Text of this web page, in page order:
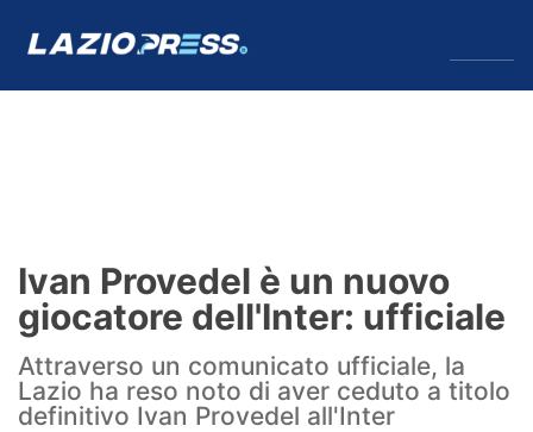
Formello
Infortuni
Primavera
Ivan Provedel è un nuovo
giocatore dell'Inter: ufficiale
Attraverso un comunicato ufficiale, la
Lazio ha reso noto di aver ceduto a titolo
definitivo Ivan Provedel all'Inter